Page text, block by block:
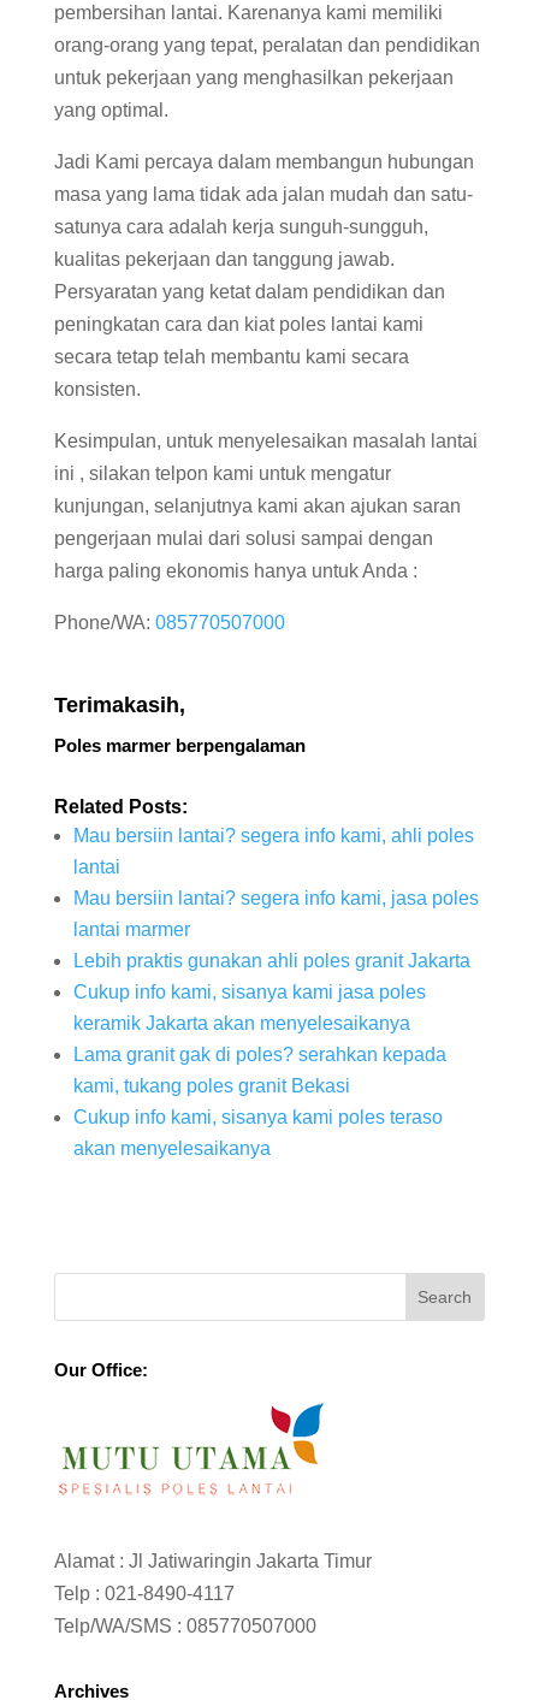
pembersihan lantai. Karenanya kami memiliki
orang-orang yang tepat, peralatan dan pendidikan
untuk pekerjaan yang menghasilkan pekerjaan
yang optimal.
Jadi Kami percaya dalam membangun hubungan
masa yang lama tidak ada jalan mudah dan satu-
satunya cara adalah kerja sunguh-sungguh,
kualitas pekerjaan dan tanggung jawab.
Persyaratan yang ketat dalam pendidikan dan
peningkatan cara dan kiat poles lantai kami
secara tetap telah membantu kami secara
konsisten.
Kesimpulan, untuk menyelesaikan masalah lantai
ini , silakan telpon kami untuk mengatur
kunjungan, selanjutnya kami akan ajukan saran
pengerjaan mulai dari solusi sampai dengan
harga paling ekonomis hanya untuk Anda :
Phone/WA: 085770507000
Terimakasih,
Poles marmer berpengalaman
Related Posts:
Mau bersiin lantai? segera info kami, ahli poles
lantai
Mau bersiin lantai? segera info kami, jasa poles
lantai marmer
Lebih praktis gunakan ahli poles granit Jakarta
Cukup info kami, sisanya kami jasa poles
keramik Jakarta akan menyelesaikanya
Lama granit gak di poles? serahkan kepada
kami, tukang poles granit Bekasi
Cukup info kami, sisanya kami poles teraso
akan menyelesaikanya
Our Office:
Alamat : Jl Jatiwaringin Jakarta Timur
Telp : 021-8490-4117
Telp/WA/SMS : 085770507000
Archives